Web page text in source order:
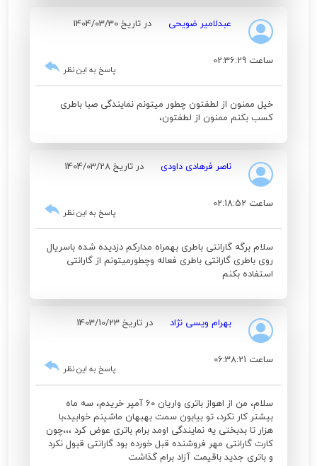
عبدلامیر ضویحی در تاریخ 1404/03/30
ساعت 02:36:29
پاسخ به این نظر
خیل ممنون از لطفتون چطور میتونم نمایندگی صبا باطری
کسب بکنم ممنون از لطفتون،
ناصر فرهادی داودی در تاریخ 1404/03/28
ساعت 02:18:52
پاسخ به این نظر
سلام برگه گارانتی باطری بهمراه مدارکم دزدیده شده باسریال
روی باطری گارانتی باطری فعاله وچطورمیتونم از گارانتی
استفاده بکنم
بهرام ویسی نژاد در تاریخ 1403/10/23
ساعت 06:38:21
پاسخ به این نظر
سلام، من از اهواز باتری واریان ۶۰ آمپر خریدم، سه ماه
بیشتر کار نکرد، تو بیابون سمت بهبهان ماشینم خوابید،با
هزار تا بدبختی یه نمایندگی اومد برام باتری عوض کرد ،،،چون
کارت گارانتی مهر فروشنده قبل خورده بود گارانتی قبول نکرد
و باتری جدید باقیمت آزاد برام گذاشت